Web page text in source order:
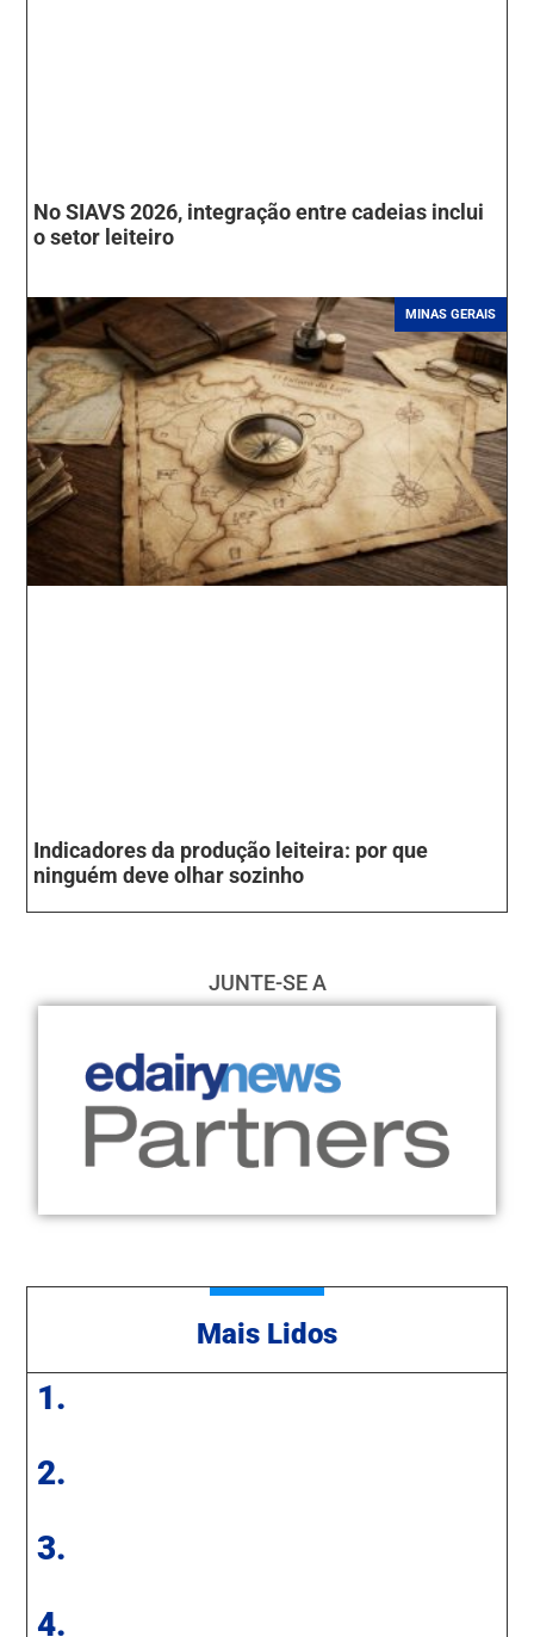
No SIAVS 2026, integração entre cadeias inclui
o setor leiteiro
MINAS GERAIS
Indicadores da produção leiteira: por que
ninguém deve olhar sozinho
JUNTE-SE A
Mais Lidos
1.
2.
3.
4.